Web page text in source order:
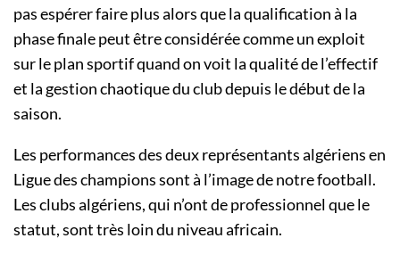
pas espérer faire plus alors que la qualification à la
phase finale peut être considérée comme un exploit
sur le plan sportif quand on voit la qualité de l’effectif
et la gestion chaotique du club depuis le début de la
saison.
Les performances des deux représentants algériens en
Ligue des champions sont à l’image de notre football.
Les clubs algériens, qui n’ont de professionnel que le
statut, sont très loin du niveau africain.